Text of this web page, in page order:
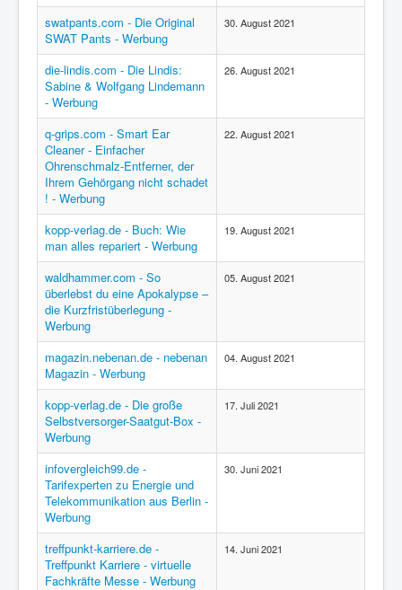
swatpants.com - Die Original
SWAT Pants - Werbung
30. August 2021
die-lindis.com - Die Lindis:
Sabine & Wolfgang Lindemann
- Werbung
26. August 2021
q-grips.com - Smart Ear
Cleaner - Einfacher
Ohrenschmalz-Entferner, der
Ihrem Gehörgang nicht schadet
! - Werbung
22. August 2021
kopp-verlag.de - Buch: Wie
man alles repariert - Werbung
19. August 2021
waldhammer.com - So
überlebst du eine Apokalypse –
die Kurzfristüberlegung -
Werbung
05. August 2021
magazin.nebenan.de - nebenan
Magazin - Werbung
04. August 2021
kopp-verlag.de - Die große
Selbstversorger-Saatgut-Box -
Werbung
17. Juli 2021
infovergleich99.de -
Tarifexperten zu Energie und
Telekommunikation aus Berlin -
Werbung
30. Juni 2021
treffpunkt-karriere.de -
Treffpunkt Karriere - virtuelle
Fachkräfte Messe - Werbung
14. Juni 2021